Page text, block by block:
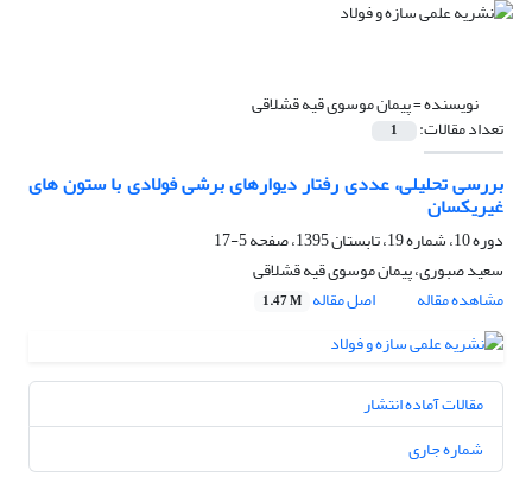
نویسنده =پیمان موسوی قیه قشلاقی
تعداد مقالات: 1
بررسی تحلیلی، عددی رفتار دیوارهای برشی فولادی با ستون های
غیریکسان
دوره 10، شماره 19، تابستان 1395، صفحه
5-17
سعید صبوری، پیمان موسوی قیه قشلاقی
مشاهده مقاله
اصل مقاله 1.47 M
مقالات آماده انتشار
شماره جاری